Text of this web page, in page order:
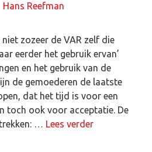
Hans Reefman
niet zozeer de VAR zelf die
eerder het gebruik ervan’
en het gebruik van de
de gemoederen de laatste
dat het tijd is voor een
toch ook voor acceptatie. De
… Lees verder